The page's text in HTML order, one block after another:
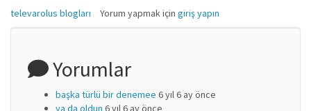
televarolus blogları Yorum yapmak için giriş yapın
Yorumlar
başka türlü bir denemee 6 yıl 6 ay önce
ya da oldun 6 yıl 6 ay önce